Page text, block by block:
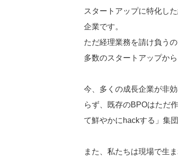
スタートアップに特化し
企業です。
ただ経理業務を請け負う
多数のスタートアップか
今、多くの成長企業が非
らず、既存のBPOはただ
て鮮やかにhackする」集
また、私たちは現場で生